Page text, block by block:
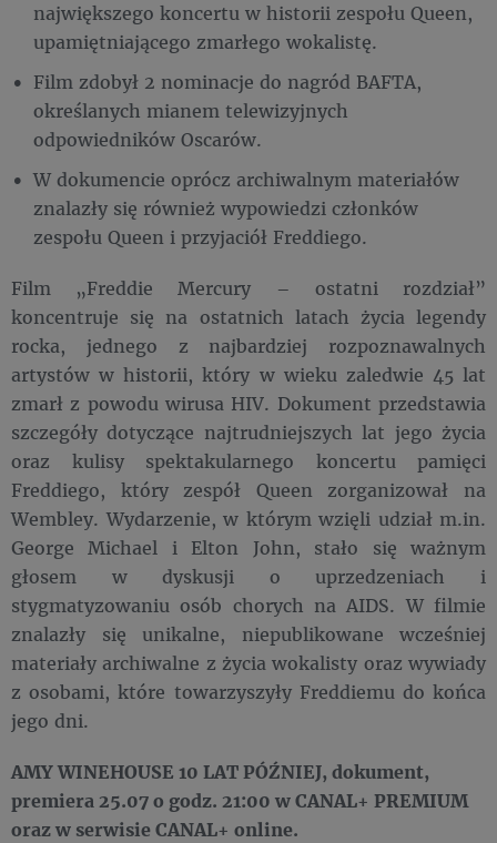
największego koncertu w historii zespołu Queen,
upamiętniającego zmarłego wokalistę.
Film zdobył 2 nominacje do nagród BAFTA,
określanych mianem telewizyjnych
odpowiedników Oscarów.
W dokumencie oprócz archiwalnym materiałów
znalazły się również wypowiedzi członków
zespołu Queen i przyjaciół Freddiego.
Film „Freddie Mercury – ostatni rozdział”
koncentruje się na ostatnich latach życia legendy
rocka, jednego z najbardziej rozpoznawalnych
artystów w historii, który w wieku zaledwie 45 lat
zmarł z powodu wirusa HIV. Dokument przedstawia
szczegóły dotyczące najtrudniejszych lat jego życia
oraz kulisy spektakularnego koncertu pamięci
Freddiego, który zespół Queen zorganizował na
Wembley. Wydarzenie, w którym wzięli udział m.in.
George Michael i Elton John, stało się ważnym
głosem w dyskusji o uprzedzeniach i
stygmatyzowaniu osób chorych na AIDS. W filmie
znalazły się unikalne, niepublikowane wcześniej
materiały archiwalne z życia wokalisty oraz wywiady
z osobami, które towarzyszyły Freddiemu do końca
jego dni.
AMY WINEHOUSE 10 LAT PÓŹNIEJ, dokument,
premiera 25.07 o godz. 21:00 w CANAL+ PREMIUM
oraz w serwisie CANAL+ online.